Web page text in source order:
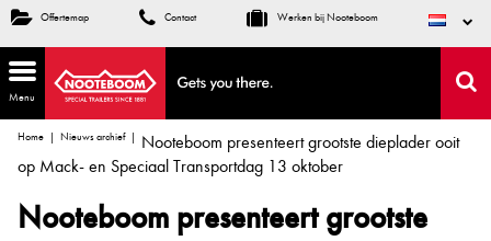
Offertemap Contact Werken bij Nooteboom
Menu
Home Nieuws archief
Nooteboom presenteert grootste dieplader ooit
op Mack- en Speciaal Transportdag 13 oktober
Nooteboom presenteert grootste